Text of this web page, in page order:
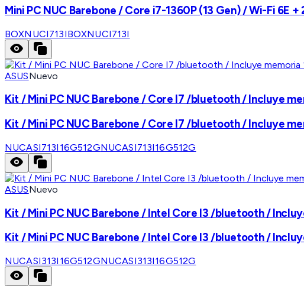
Mini PC NUC Barebone / Core i7-1360P (13 Gen) / Wi-Fi 6E
BOXNUCI713IBOXNUCI713I
ASUSNuevo
Kit / Mini PC NUC Barebone / Core I7 /bluetooth / Incluye
Kit / Mini PC NUC Barebone / Core I7 /bluetooth / Incluye
NUCASI713I16G512GNUCASI713I16G512G
ASUSNuevo
Kit / Mini PC NUC Barebone / Intel Core I3 /bluetooth /
Kit / Mini PC NUC Barebone / Intel Core I3 /bluetooth /
NUCASI313I16G512GNUCASI313I16G512G